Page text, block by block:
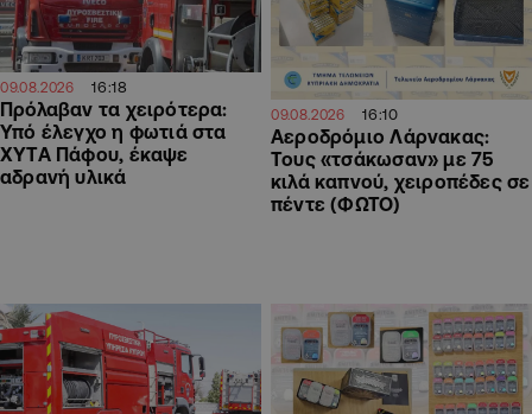
09.08.2026 16:18
Πρόλαβαν τα χειρότερα:
Υπό έλεγχο η φωτιά στα
ΧΥΤΑ Πάφου, έκαψε
αδρανή υλικά
09.08.2026 16:10
Αεροδρόμιο Λάρνακας:
Τους «τσάκωσαν» με 75
κιλά καπνού, χειροπέδες σε
πέντε (ΦΩΤΟ)